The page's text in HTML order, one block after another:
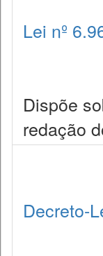
Lei nº
Dispõe
redação
Decreto-